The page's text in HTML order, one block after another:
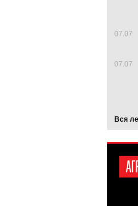
07.07
07.07
Вся